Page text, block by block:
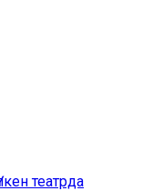
театрда